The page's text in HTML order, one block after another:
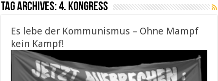
Tag Archives:4. Kongress
Es lebe der Kommunismus – Ohne Mampf
kein Kampf!